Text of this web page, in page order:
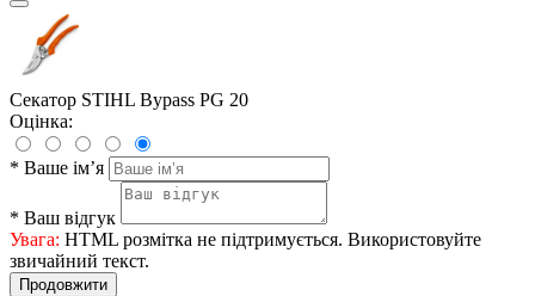
Секатор STIHL Bypass PG 20
Оцінка:
* Ваше ім’я
* Ваш відгук
Увага: HTML розмітка не підтримується. Використовуйте
звичайний текст.
Продовжити